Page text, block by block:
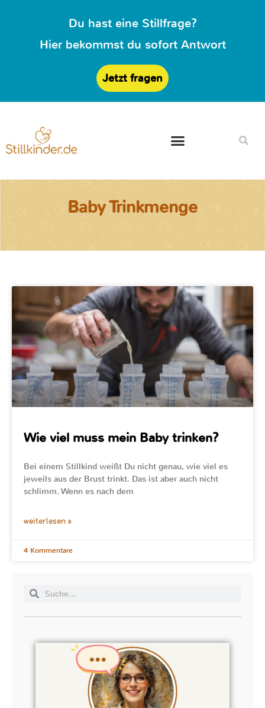
Du hast eine Stillfrage?
Hier bekommst du sofort Antwort
Jetzt fragen
Baby Trinkmenge
Wie viel muss mein Baby trinken?
Bei einem Stillkind weißt Du nicht genau, wie viel es
jeweils aus der Brust trinkt. Das ist aber auch nicht
schlimm. Wenn es nach dem
weiterlesen »
4 Kommentare